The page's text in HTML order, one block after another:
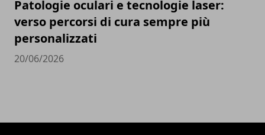
Patologie oculari e tecnologie laser:
verso percorsi di cura sempre più
personalizzati
20/06/2026